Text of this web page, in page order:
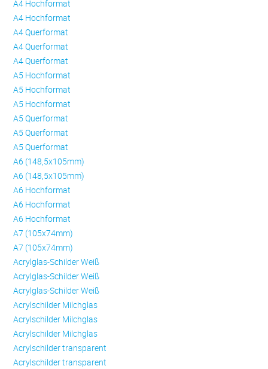
A4 Hochformat
A4 Hochformat
A4 Querformat
A4 Querformat
A4 Querformat
A5 Hochformat
A5 Hochformat
A5 Hochformat
A5 Querformat
A5 Querformat
A5 Querformat
A6 (148,5x105mm)
A6 (148,5x105mm)
A6 Hochformat
A6 Hochformat
A6 Hochformat
A7 (105x74mm)
A7 (105x74mm)
Acrylglas-Schilder Weiß
Acrylglas-Schilder Weiß
Acrylglas-Schilder Weiß
Acrylschilder Milchglas
Acrylschilder Milchglas
Acrylschilder Milchglas
Acrylschilder transparent
Acrylschilder transparent